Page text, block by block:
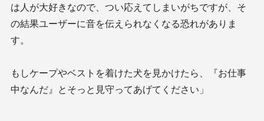
は人が大好きなので、つい応えてしまいがちですが、そ
の結果ユーザーに音を伝えられなくなる恐れがありま
す。
もしケープやベストを着けた犬を見かけたら、『お仕事
中なんだ』とそっと見守ってあげてください」